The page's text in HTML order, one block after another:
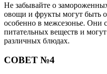
Не забывайте о
овощи и фрукты могут быть
особенно в межсезонье. Они
питательных веществ и
различных блюдах.
СОВЕТ №4